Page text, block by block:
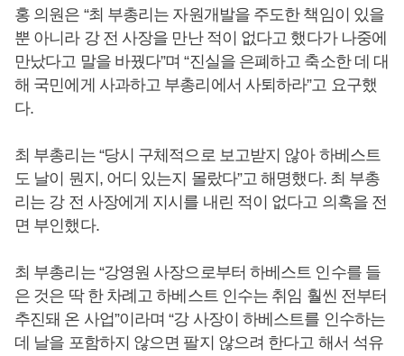
홍 의원은 “최 부총리는 자원개발을 주도한 책임이 있을
뿐 아니라 강 전 사장을 만난 적이 없다고 했다가 나중에
만났다고 말을 바꿨다”며 “진실을 은폐하고 축소한 데 대
해 국민에게 사과하고 부총리에서 사퇴하라”고 요구했
다.
최 부총리는 “당시 구체적으로 보고받지 않아 하베스트
도 날이 뭔지, 어디 있는지 몰랐다”고 해명했다. 최 부총
리는 강 전 사장에게 지시를 내린 적이 없다고 의혹을 전
면 부인했다.
최 부총리는 “강영원 사장으로부터 하베스트 인수를 들
은 것은 딱 한 차례고 하베스트 인수는 취임 훨씬 전부터
추진돼 온 사업”이라며 “강 사장이 하베스트를 인수하는
데 날을 포함하지 않으면 팔지 않으려 한다고 해서 석유